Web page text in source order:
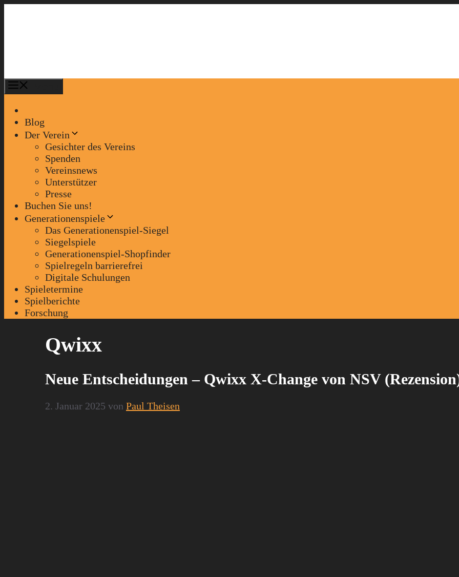
Blog
Der Verein
Gesichter des Vereins
Spenden
Vereinsnews
Unterstützer
Presse
Buchen Sie uns!
Generationenspiele
Das Generationenspiel-Siegel
Siegelspiele
Generationenspiel-Shopfinder
Spielregeln barrierefrei
Digitale Schulungen
Spieletermine
Spielberichte
Forschung
Qwixx
Neue Entscheidungen – Qwixx X-Change von NSV
2. Januar 2025 von Paul Theisen